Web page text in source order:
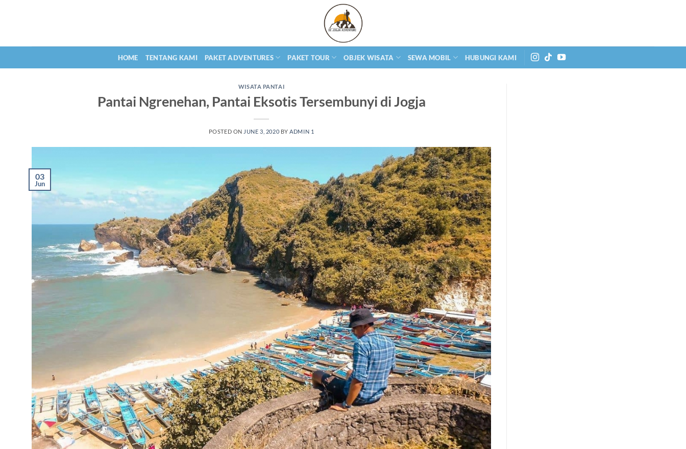
HOME TENTANG KAMI PAKET ADVENTURES PAKET TOUR OBJEK WISATA SEWA MOBIL HUBUNGI KAMI
WISATA PANTAI
Pantai Ngrenehan, Pantai Eksotis Tersembunyi di Jogja
POSTED ON JUNE 3, 2020 BY ADMIN 1
03
Jun